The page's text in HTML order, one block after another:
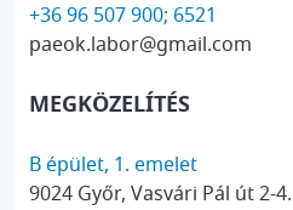
+36 96 507 900; 6521
paeok.labor@gmail.com
MEGKÖZELÍTÉS
B épület, 1. emelet
9024 Győr, Vasvári Pál út 2-4.